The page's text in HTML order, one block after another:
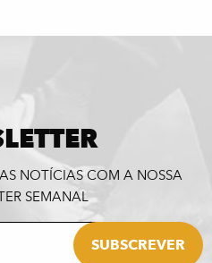
NOTÍCIAS COM A NOSSA
SEMANAL